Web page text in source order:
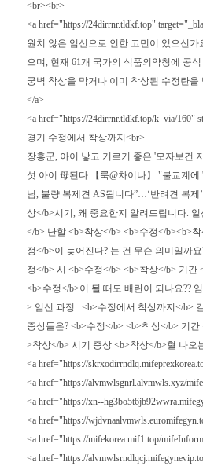
<br><br>
<a href="https://24dirrnr.tldkf.top"
원치 않은 임신으로 인한 고민이 있으신
으며, 현재 61개 국가의 식품의약청에 공
궁벽 착상을 막거나 이미 착상된 수정란
</a>
<a href="https://24dirrnr.tldkf.top/k_via/160"
경기 수정에서 착상까지<br>
장흥군, 아이 낳고 기르기 좋은 '모자보건
섯 아이 母된다 【룩@차이나】 "불교계
님, 불량 복제견 AS됩니다”…‘반려견 복
상</b>시기, 왜 중요한지 알려드립니다.
</b> 난할 <b>착상</b> <b>수정</b><b>
정</b>이 늦어진다? 는 건 무슨 의미일까
정</b> 시 <b>수정</b> <b>착상</b> 기
<b>수정</b>이 될 때도 배란이 되나요??
> 임신 과정 : <b>수정에서 착상까지</b>
증상들은? <b>수정</b> <b>착상</b> 기
>착상</b> 시기 증상 <b>착상</b>혈 나오
<a href="https://
<a href="https://alvmwlsgnrl.alvmwls.xyz/
<a href="https://xn--
<a href="https://
<a href="https://mifekorea.mif1.top/
<a href="https://